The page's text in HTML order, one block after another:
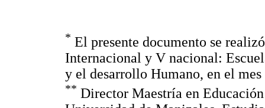
* El presente documento se
Internacional y V nacional:
y el desarrollo Humano, en el
** Director Maestría en